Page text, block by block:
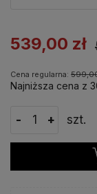
539,00 zł
Cena regularna:
Najniższa cena z
- + szt.